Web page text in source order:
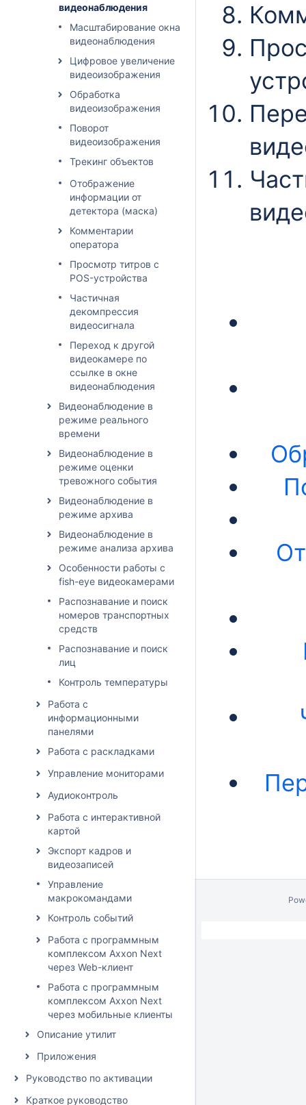
видеонаблюдения
Масштабирование окна
видеонаблюдения
Цифровое увеличение
видеоизображения
Обработка
видеоизображения
Поворот
видеоизображения
Трекинг объектов
Отображение
информации от
детектора (маска)
Комментарии
оператора
Просмотр титров с
POS-устройства
Частичная
декомпрессия
видеосигнала
Переход к другой
видеокамере по
ссылке в окне
видеонаблюдения
Видеонаблюдение в
режиме реального
времени
Видеонаблюдение в
режиме оценки
тревожного события
Видеонаблюдение в
режиме архива
Видеонаблюдение в
режиме анализа архива
Особенности работы с
fish-eye видеокамерами
Распознавание и поиск
номеров транспортных
средств
Распознавание и поиск
лиц
Контроль температуры
Работа с
информационными
панелями
Работа с раскладками
Управление мониторами
Аудиоконтроль
Работа с интерактивной
картой
Экспорт кадров и
видеозаписей
Управление
макрокомандами
Контроль событий
Работа с программным
комплексом Axxon Next
через Web-клиент
Работа с программным
комплексом Axxon Next
через мобильные клиенты
Описание утилит
Приложения
Руководство по активации
Краткое руководство